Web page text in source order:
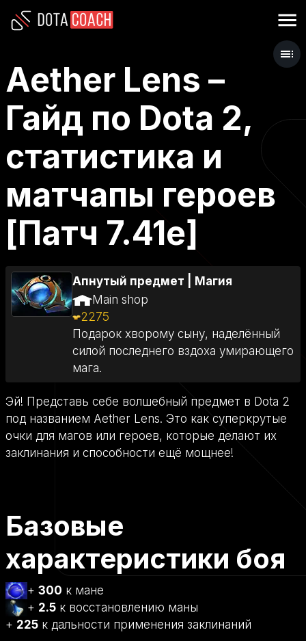
Aether Lens –
Гайд по Dota 2,
статистика и
матчапы героев
[Патч 7.41e]
Апнутый предмет
Магия
Main shop
2275
Подарок хворому сыну, наделённый
силой последнего вздоха умирающего
мага.
Эй! Представь себе волшебный предмет в Dota 2
под названием Aether Lens. Это как суперкрутые
очки для магов или героев, которые делают их
заклинания и способности ещё мощнее!
Базовые
характеристики боя
+ 300 к мане
+ 2.5 к восстановлению маны
+ 225 к дальности применения заклинаний